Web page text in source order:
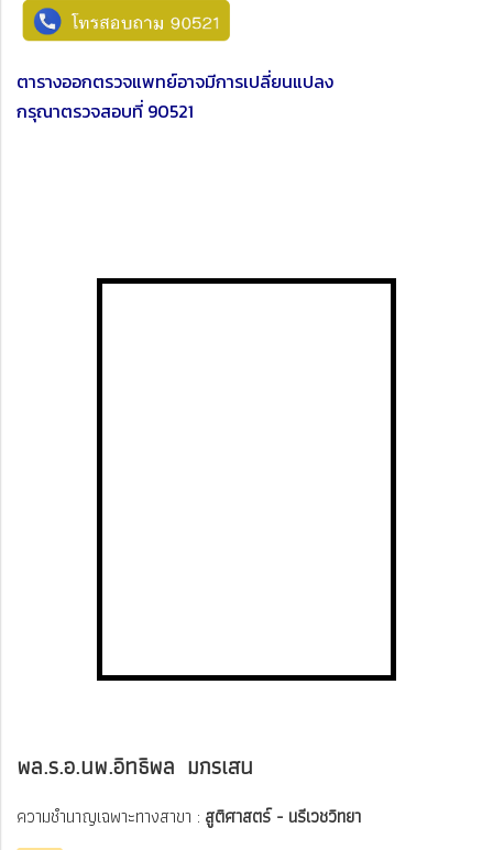
ตารางออกตรวจแพทย์อาจมีการเปลี่ยนแปลง
กรุณาตรวจสอบที่ 90521
พล.ร.อ.นพ.อิทธิพล มกรเสน
ความชำนาญเฉพาะทางสาขา : สูติศาสตร์ - นรีเวชวิทยา